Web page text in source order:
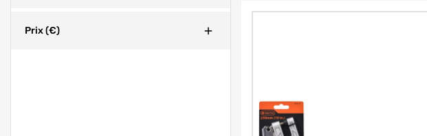
Prix (€) Fermer